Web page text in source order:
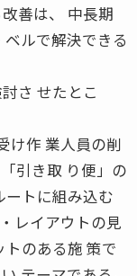
善は、 中長期
ルで解決できる
さ せたとこ
け作 業人員の削
引き取 り便」の
ートに組み込む
レイアウトの見
のある施 策で